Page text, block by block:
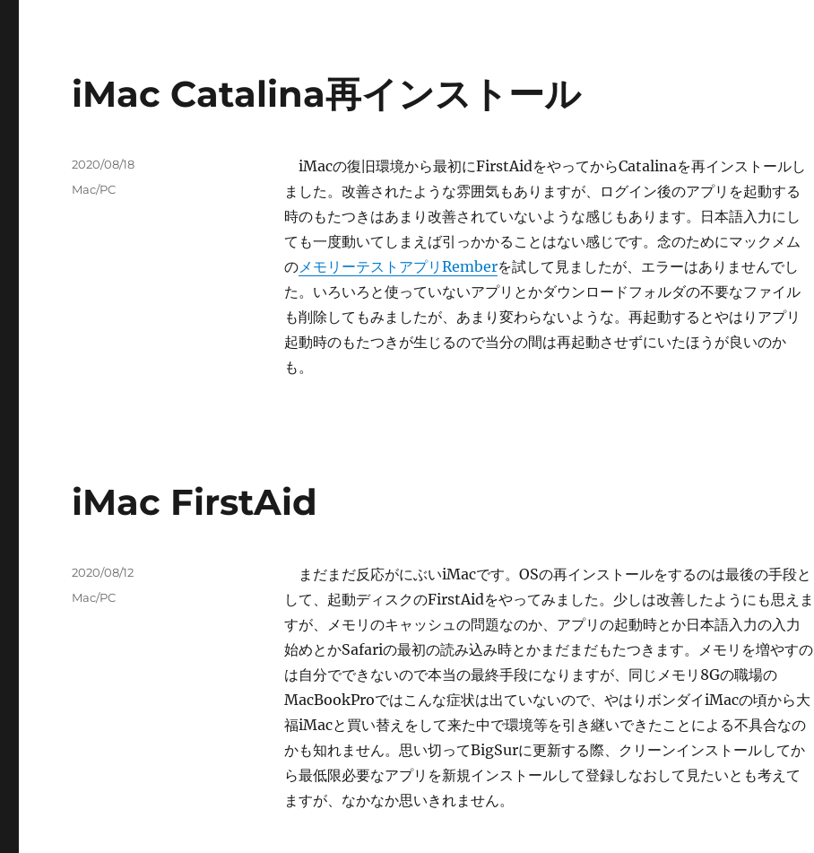
iMac Catalina再インストール
iMacの復旧環境から最初にFirstAidをやってからCatalinaを再インストールし
ました。改善されたような雰囲気もありますが、ログイン後のアプリを起動する
時のもたつきはあまり改善されていないような感じもあります。日本語入力にし
ても一度動いてしまえば引っかかることはない感じです。念のためにマックメム
のメモリーテストアプリRemberを試して見ましたが、エラーはありませんでし
た。いろいろと使っていないアプリとかダウンロードフォルダの不要なファイル
も削除してもみましたが、あまり変わらないような。再起動するとやはりアプリ
起動時のもたつきが生じるので当分の間は再起動させずにいたほうが良いのか
も。
投
2020/08/18
カ
Mac/PC
iMac FirstAid
まだまだ反応がにぶいiMacです。OSの再インストールをするのは最後の手段と
して、起動ディスクのFirstAidをやってみました。少しは改善したようにも思えま
すが、メモリのキャッシュの問題なのか、アプリの起動時とか日本語入力の入力
始めとかSafariの最初の読み込み時とかまだまだもたつきます。メモリを増やすの
は自分でできないので本当の最終手段になりますが、同じメモリ8Gの職場の
MacBookProではこんな症状は出ていないので、やはりボンダイiMacの頃から大
福iMacと買い替えをして来た中で環境等を引き継いできたことによる不具合なの
かも知れません。思い切ってBigSurに更新する際、クリーンインストールしてか
ら最低限必要なアプリを新規インストールして登録しなおして見たいとも考えて
ますが、なかなか思いきれません。
投
2020/08/12
カ
Mac/PC